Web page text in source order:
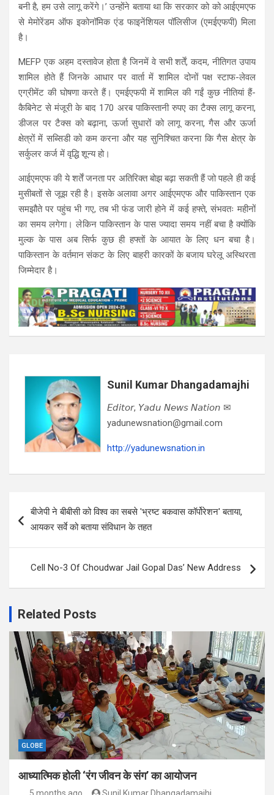
बनी है, हम उसे लागू करेंगे।’ उन्होंने बताया था कि सरकार को को आईएमएफ
से मेमोरेंडम ऑफ इकोनॉमिक एंड फाइनेंशियल पॉलिसीज (एमईएफपी) मिला
है।
MEFP एक अहम दस्तावेज होता है जिनमें वे सभी शर्तें, कदम, नीतिगत उपाय
शामिल होते हैं जिनके आधार पर वार्ता में शामिल दोनों पक्ष स्टाफ-लेवल
एग्रीमेंट की घोषणा करते हैं। एमईएफपी में शामिल की गईं कुछ नीतियां हैं-
कैबिनेट से मंजूरी के बाद 170 अरब पाकिस्तानी रुपए का टैक्स लागू करना,
डीजल पर टैक्स को बढ़ाना, ऊर्जा सुधारों को लागू करना, गैस और ऊर्जा
क्षेत्रों में सब्सिडी को कम करना और यह सुनिश्चित करना कि गैस क्षेत्र के
सर्कुलर कर्ज में वृद्धि शून्य हो।
आईएमएफ की ये शर्तें जनता पर अतिरिक्त बोझ बढ़ा सकती हैं जो पहले ही कई
मुसीबतों से जूझ रही है। इसके अलावा अगर आईएमएफ और पाकिस्तान एक
समझौते पर पहुंच भी गए, तब भी फंड जारी होने में कई हफ्ते, संभवतः महीनों
का समय लगेगा। लेकिन पाकिस्तान के पास ज्यादा समय नहीं बचा है क्योंकि
मुल्क के पास अब सिर्फ कुछ ही हफ्तों के आयात के लिए धन बचा है।
पाकिस्तान के वर्तमान संकट के लिए बाहरी कारकों के बजाय घरेलू अस्थिरता
जिम्मेदार है।
Sunil Kumar Dhangadamajhi
𝘌𝘥𝘪𝘵𝘰𝘳, 𝘠𝘢𝘥𝘶 𝘕𝘦𝘸𝘴 𝘕𝘢𝘵𝘪𝘰𝘯 ✉
yadunewsnation@gmail.com
http://yadunewsnation.in
navigation
बीजेपी ने बीबीसी को विश्व का सबसे 'भ्रष्ट बकवास कॉर्पोरेशन' बताया,
आयकर सर्वे को बताया संविधान के तहत
Cell No-3 Of Choudwar Jail Gopal Das’ New Address
Related Posts
GLOBE
आध्यात्मिक होली ‘रंग जीवन के संग’ का आयोजन